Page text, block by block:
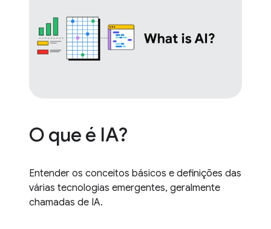
O que é IA?
Entender os conceitos básicos e definições das
várias tecnologias emergentes, geralmente
chamadas de IA.